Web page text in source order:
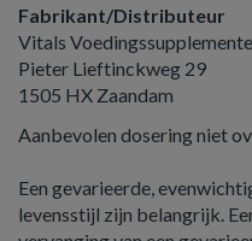
Fabrikant/Distributeur
Vitals
Pieter Lieftinckweg 29
1505 HX Zaandam
Aanbevolen dosering niet
Een gevarieerde,
levensstijl zijn belangrijk.